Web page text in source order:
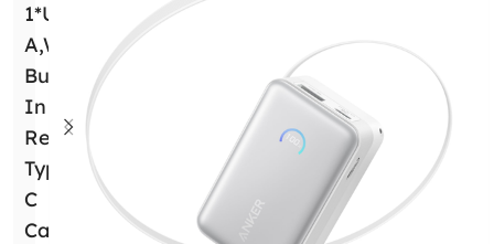
1*USB-
A,With
Built-
In
Retractable
Type-
C
Cable,